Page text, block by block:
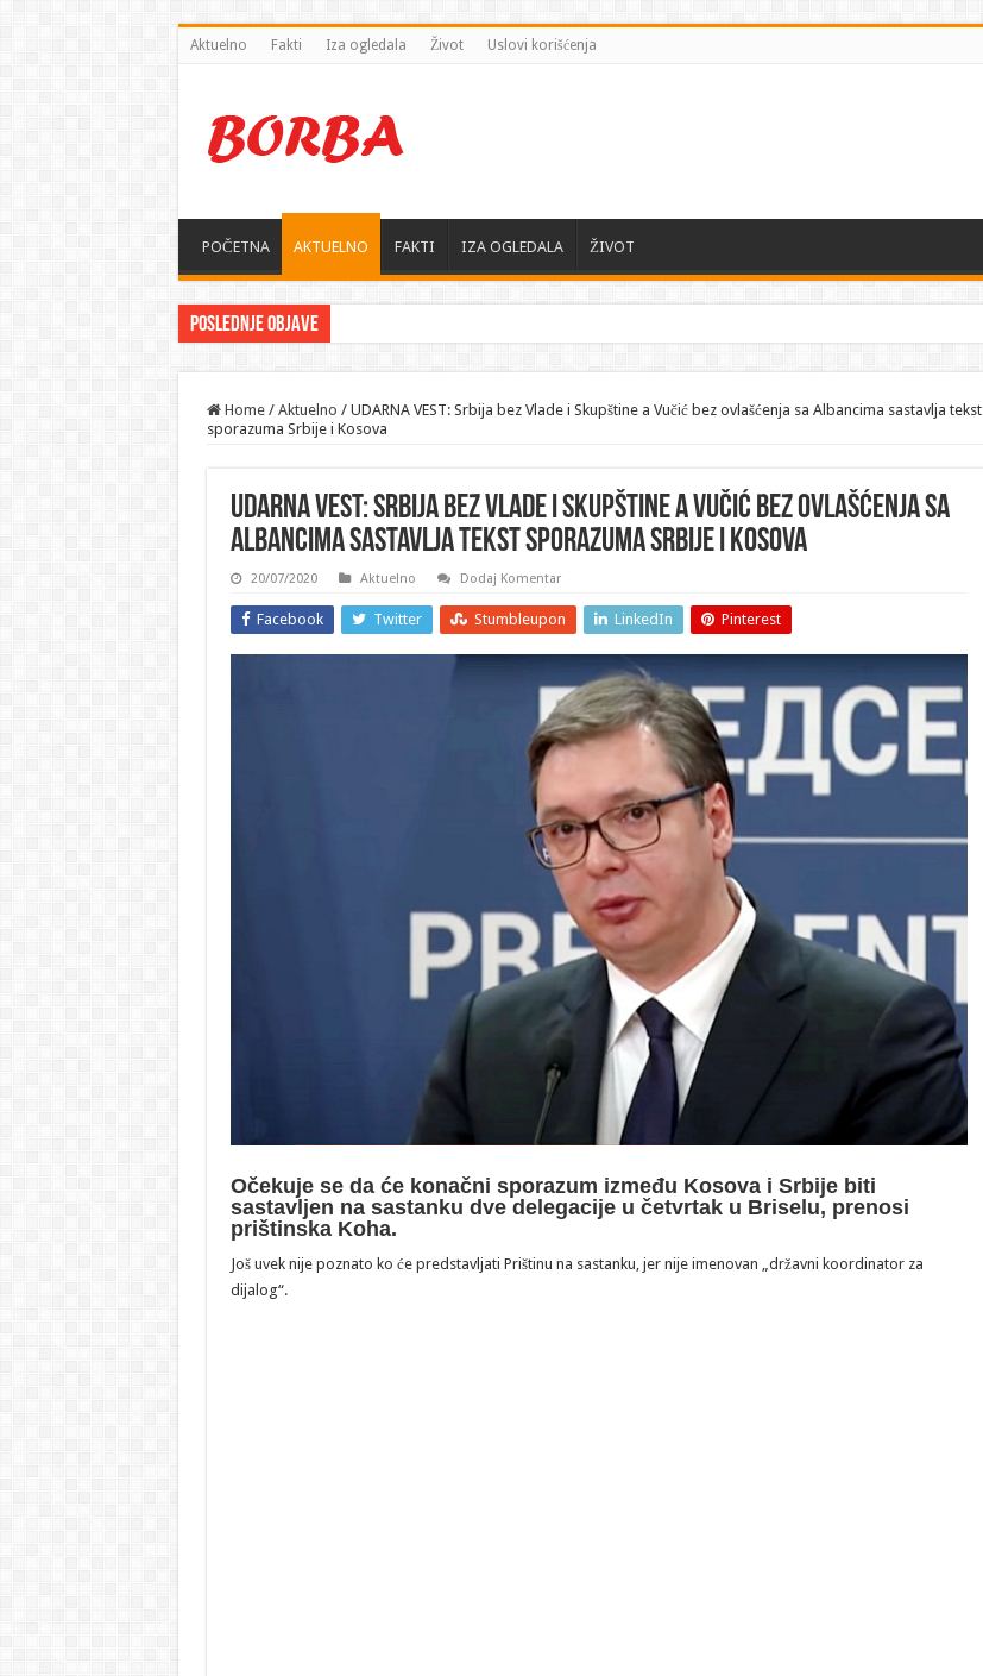
Aktuelno Fakti Iza ogledala Život Uslovi korišćenja
POČETNA AKTUELNO FAKTI IZA OGLEDALA ŽIVOT
Poslednje objave
Home / Aktuelno / UDARNA VEST: Srbija bez Vlade i Skupštine a Vučić bez ovlašćenja sa Albancima sastavlja tekst
sporazuma Srbije i Kosova
UDARNA VEST: Srbija bez Vlade i Skupštine a Vučić bez ovlašćenja sa
Albancima sastavlja tekst sporazuma Srbije i Kosova
20/07/2020 Aktuelno Dodaj Komentar
Facebook Twitter Stumbleupon LinkedIn Pinterest
Očekuje se da će konačni sporazum između Kosova i Srbije biti
sastavljen na sastanku dve delegacije u četvrtak u Briselu, prenosi
prištinska Koha.
Još uvek nije poznato ko će predstavljati Prištinu na sastanku, jer nije imenovan „državni koordinator za
dijalog“.